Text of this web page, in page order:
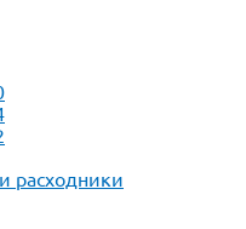
расходники